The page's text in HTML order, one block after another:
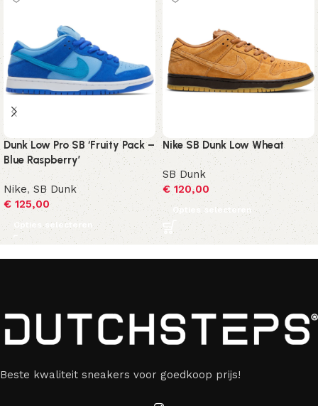
Dunk Low Pro SB ‘Fruity Pack –
Blue Raspberry’
Nike,SB Dunk
€ 125,00
Opties selecteren
Nike SB Dunk Low Wheat
SB Dunk
€ 120,00
Opties selecteren
Beste kwaliteit sneakers voor goedkoop prijs!